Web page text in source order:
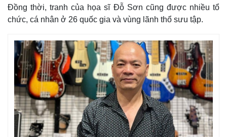
Đồng thời, tranh của họa sĩ Đỗ Sơn cũng được nhiều tổ
chức, cá nhân ở 26 quốc gia và vùng lãnh thổ sưu tập.